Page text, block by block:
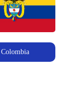
Colombia